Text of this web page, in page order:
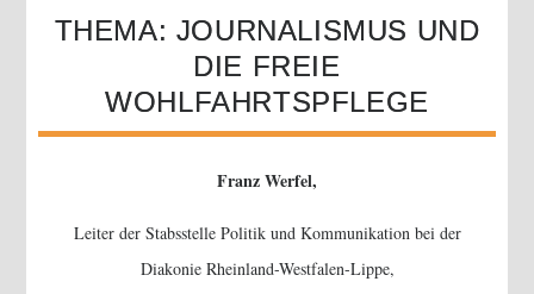
THEMA: JOURNALISMUS UND
DIE FREIE
WOHLFAHRTSPFLEGE
Franz Werfel,
Leiter der Stabsstelle Politik und Kommunikation bei der
Diakonie Rheinland-Westfalen-Lippe,